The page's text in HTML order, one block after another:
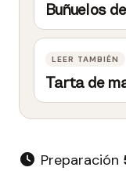
Buñuelos
Tarta de
Preparación